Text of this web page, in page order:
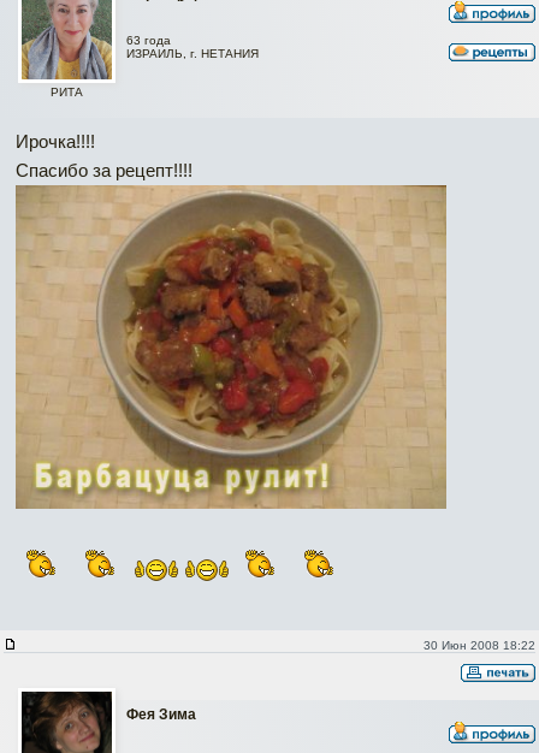
РИТА
63 года
ИЗРАИЛЬ, г. НЕТАНИЯ
Ирочка!!!!
Спасибо за рецепт!!!!
30 Июн 2008 18:22
Фея Зима